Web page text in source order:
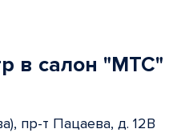
в салон "МТС"
пр-т Пацаева, д. 12В